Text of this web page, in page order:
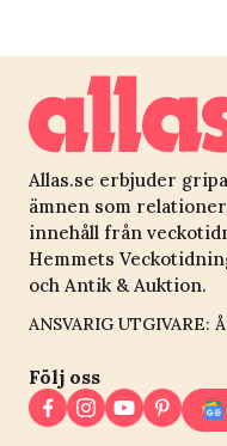
Allas.se erbjuder
ämnen som
innehåll från
Hemmets
och Antik & Auktion.
ANSVARIG UTGIVARE:
Följ oss